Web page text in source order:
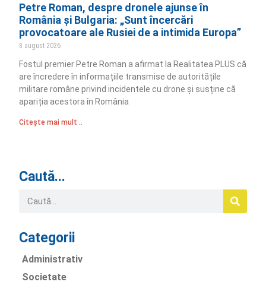
Petre Roman, despre dronele ajunse în
România și Bulgaria: „Sunt încercări
provocatoare ale Rusiei de a intimida Europa”
8 august 2026
Fostul premier Petre Roman a afirmat la Realitatea PLUS că
are încredere în informațiile transmise de autoritățile
militare române privind incidentele cu drone și susține că
apariția acestora în România
Citește mai mult ..
Caută...
Categorii
Administrativ
Societate